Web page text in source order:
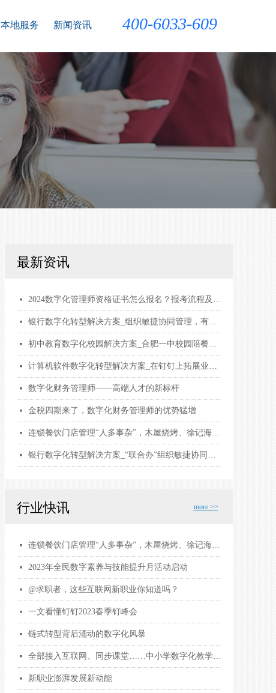
400-6033-609
本地服务 新闻资讯
行业快讯 more >>
넷 连锁餐饮门店管理“人多事杂”，木屋烧烤、徐记海鲜用钉钉数字化解围
넷 2023年全民数字素养与技能提升月活动启动
넷 @求职者，这些互联网新职业你知道吗？
넷 一文看懂钉钉2023春季钉峰会
넷 链式转型背后涌动的数字化风暴
넷 全部接入互联网、同步课堂……中小学数字化教学全面提档升级
넷 新职业澎湃发展新动能
最新资讯
넷 2024数字化管理师资格证书怎么报名？报考流程及要求，证书用途和考试内容有哪些？
넷 银行数字化转型解决方案_组织敏捷协同管理，有效助力战略落地
넷 初中教育数字化校园解决方案_合肥一中校园陪餐，保障2万名师生饮食安全
넷 计算机软件数字化转型解决方案_在钉钉上拓展业务边界，探寻 ToB 业务增长点
넷 数字化财务管理师——高端人才的新标杆
넷 金税四期来了，数字化财务管理师的优势猛增
넷 连锁餐饮门店管理“人多事杂”，木屋烧烤、徐记海鲜用钉钉数字化解围
넷 银行数字化转型解决方案_“联合办”组织敏捷协同管理，有效助力战略落地